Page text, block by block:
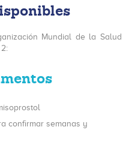
Mundial de la Salud
confirmar semanas y